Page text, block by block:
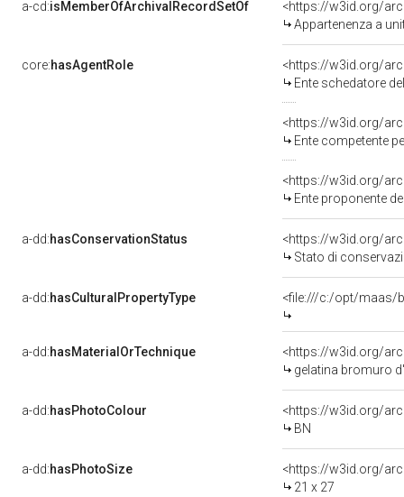
a-cd:isMemberOfArchivalRecordSetOf
<https://w3id.org/
Appartenenza a
core:hasAgentRole
<https://w3id.org/
Ente schedatore
<https://w3id.org/
Ente competente
<https://w3id.org/
Ente proponente
a-dd:hasConservationStatus
Stato di
a-dd:hasCulturalPropertyType <file:///c:/opt/maas/
a-dd:hasMaterialOrTechnique
<https://w3id.org/
gelatina bromuro
a-dd:hasPhotoColour
<https://w3id.org/
BN
a-dd:hasPhotoSize
<https://w3id.org/
21 x 27